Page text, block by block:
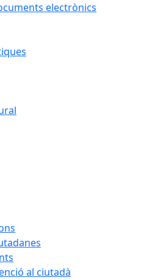
electrònics
al ciutadà